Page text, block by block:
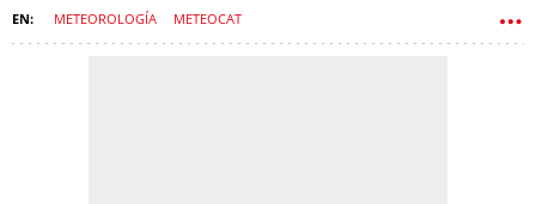
METEOROLOGÍA METEOCAT